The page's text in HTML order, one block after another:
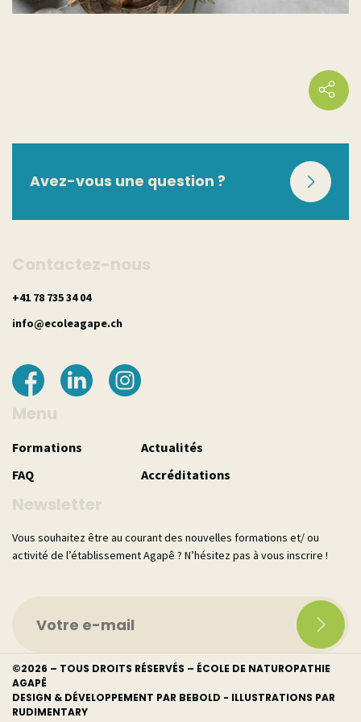
¦ 2026
Avez-vous une question ?
Contactez-nous
40 43 537 87 14+
hc.epagaeloce@ofni
Menu
Formations
Actualités
FAQ
Accréditations
Newsletter
Vous souhaitez être au courant des nouvelles formations et/ ou
activité de l’établissement Agapê ? N’hésitez pas à vous inscrire !
©2026 – TOUS DROITS RÉSERVÉS – ÉCOLE DE NATUROPATHIE
AGAPÊ
DESIGN & DÉVELOPPEMENT PAR BEBOLD - ILLUSTRATIONS PAR
RUDIMENTARY